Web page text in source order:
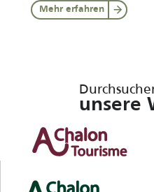
Mehr erfahren
unsere